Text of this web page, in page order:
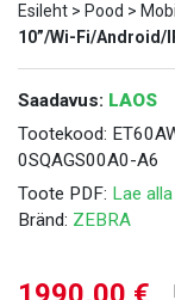
Esileht > Pood >
10”/Wi-Fi/Android/
Saadavus: LAOS
Tootekood:
0SQAGS00A0-A6
Toote PDF: Lae
Bränd: ZEBRA